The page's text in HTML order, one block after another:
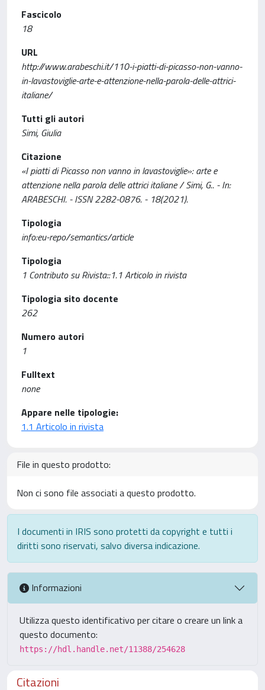
Fascicolo
18
URL
http://www.arabeschi.it/110-i-piatti-di-picasso-non-vanno-
in-lavastoviglie-arte-e-attenzione-nella-parola-delle-attrici-
italiane/
Tutti gli autori
Simi, Giulia
Citazione
«I piatti di Picasso non vanno in lavastoviglie»: arte e
attenzione nella parola delle attrici italiane / Simi, G.. - In:
ARABESCHI. - ISSN 2282-0876. - 18(2021).
Tipologia
info:eu-repo/semantics/article
Tipologia
1 Contributo su Rivista::1.1 Articolo in rivista
Tipologia sito docente
262
Numero autori
1
Fulltext
none
Appare nelle tipologie:
1.1 Articolo in rivista
File in questo prodotto:
Non ci sono file associati a questo prodotto.
I documenti in IRIS sono protetti da copyright e tutti i
diritti sono riservati, salvo diversa indicazione.
Informazioni
Utilizza questo identificativo per citare o creare un link a
questo documento:
https://hdl.handle.net/11388/254628
Citazioni